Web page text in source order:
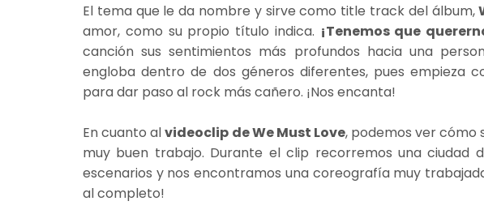
El tema que le da nombre y sirve como title track del álbum,
amor, como su propio título indica. ¡Tenemos que
canción sus sentimientos más profundos hacia una
engloba dentro de dos géneros diferentes, pues empieza
para dar paso al rock más cañero. ¡Nos encanta!
En cuanto alvideoclip de We Must Love, podemos ver cómo
muy buen trabajo. Durante el clip recorremos una ciudad
escenarios y nos encontramos una coreografía muy
al completo!